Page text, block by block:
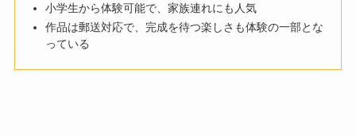
小学生から体験可能で、家族連れにも人気
作品は郵送対応で、完成を待つ楽しさも体験の一部とな
っている